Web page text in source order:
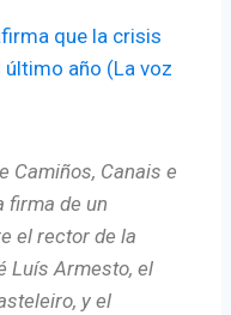
que la crisis
año (La voz
Camiños, Canais e
firma de un
el rector de la
Luís Armesto, el
y el